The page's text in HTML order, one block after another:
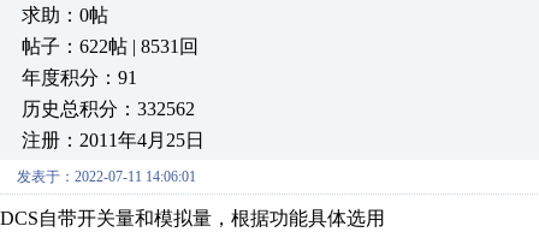
求助：0帖
帖子：622帖 | 8531回
年度积分：91
历史总积分：332562
注册：2011年4月25日
发表于：2022-07-11 14:06:01
DCS自带开关量和模拟量，根据功能具体选用